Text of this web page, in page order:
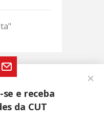
e receba
da CUT